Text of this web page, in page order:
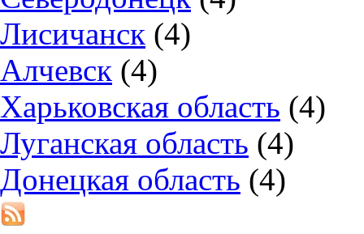
Лисичанск (4)
Алчевск (4)
Харьковская область (4)
Луганская область (4)
Донецкая область (4)